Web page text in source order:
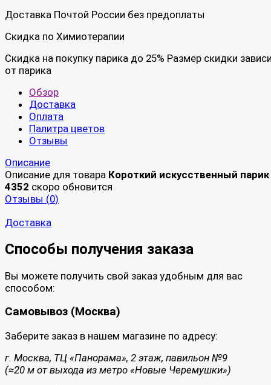
Доставка Почтой России без предоплаты
Скидка по Химиотерапии
Скидка на покупку парика до 25% Размер скидки
от парика
Обзор
Доставка
Оплата
Палитра цветов
Отзывы
Описание
Описание для товара Короткий искусственный парик
4352 скоро обновится
Отзывы (0)
Доставка
Способы получения заказа
Вы можете получить свой заказ удобным для вас
способом:
Самовывоз (Москва)
Заберите заказ в нашем магазине по адресу:
г. Москва, ТЦ «Панорама», 2 этаж, павильон №9
(≈20 м от выхода из метро «Новые Черемушки»)